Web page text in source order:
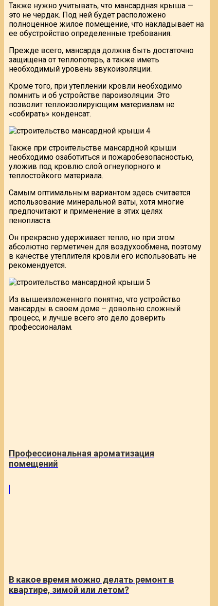
Также нужно учитывать, что мансардная крыша —
это не чердак. Под ней будет расположено
полноценное жилое помещение, что накладывает на
ее обустройство определенные требования.
Прежде всего, мансарда должна быть достаточно
защищена от теплопотерь, а также иметь
необходимый уровень звукоизоляции.
Кроме того, при утеплении кровли необходимо
помнить и об устройстве пароизоляции. Это
позволит теплоизолирующим материалам не
«собирать» конденсат.
Также при строительстве мансардной крыши
необходимо озаботиться и пожаробезопасностью,
уложив под кровлю слой огнеупорного и
теплостойкого материала.
Самым оптимальным вариантом здесь считается
использование минеральной ваты, хотя многие
предпочитают и применение в этих целях
пенопласта.
Он прекрасно удерживает тепло, но при этом
абсолютно герметичен для воздухообмена, поэтому
в качестве утеплителя кровли его использовать не
рекомендуется.
Из вышеизложенного понятно, что устройство
мансарды в своем доме – довольно сложный
процесс, и лучше всего это дело доверить
профессионалам.
Профессиональная ароматизация
помещений
В какое время можно делать ремонт в
квартире, зимой или летом?